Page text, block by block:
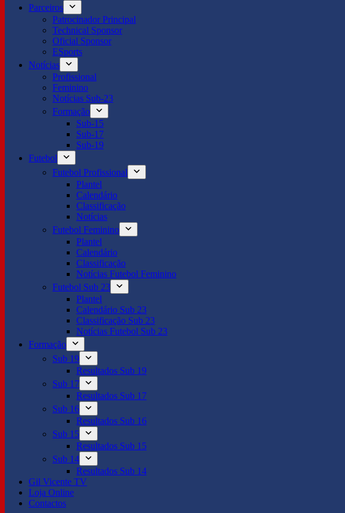
Parceiros
Patrocinador Principal
Technical Sponsor
Oficial Sponsor
ESports
Notícias
Profissional
Feminino
Notícias Sub-23
Formação
Sub-15
Sub-17
Sub-19
Futebol
Futebol Profissional
Plantel
Calendário
Classificação
Notícias
Futebol Feminino
Plantel
Calendário
Classificação
Notícias Futebol Feminino
Futebol Sub 23
Plantel
Calendário Sub 23
Classificação Sub 23
Notícias Futebol Sub 23
Formação
Sub 19
Resultados Sub 19
Sub 17
Resultados Sub 17
Sub 16
Resultados Sub 16
Sub 15
Resultados Sub 15
Sub 14
Resultados Sub 14
Gil Vicente TV
Loja Online
Contactos